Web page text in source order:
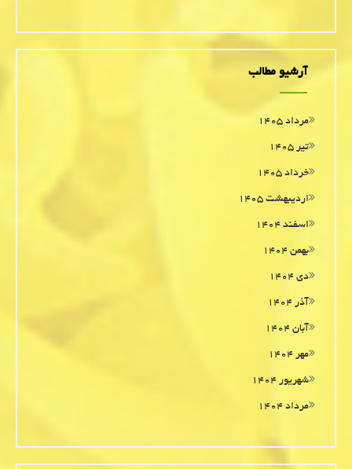
آرشیو مطالب
مرداد ۱۴۰۵
تیر ۱۴۰۵
خرداد ۱۴۰۵
اردیبهشت ۱۴۰۵
اسفند ۱۴۰۴
بهمن ۱۴۰۴
دی ۱۴۰۴
آذر ۱۴۰۴
آبان ۱۴۰۴
مهر ۱۴۰۴
شهریور ۱۴۰۴
مرداد ۱۴۰۴